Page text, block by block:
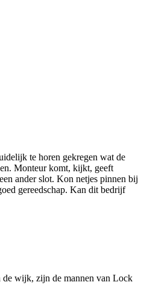
te horen gekregen wat de
Monteur komt, kijkt, geeft
ander slot. Kon netjes pinnen bij
gereedschap. Kan dit bedrijf
de wijk, zijn de mannen van Lock